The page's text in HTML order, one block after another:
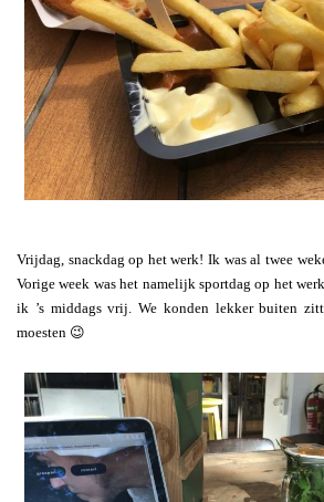
Vrijdag, snackdag op het werk! Ik was al twee
Vorige week was het namelijk sportdag op het
ik ’s middags vrij. We konden lekker buiten
moesten 😉